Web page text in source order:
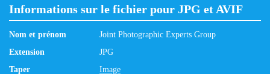
Informations sur le fichier pour JPG et AVIF
Nom et prénom
Joint Photographic Experts Group
Extension
JPG
Taper
Image